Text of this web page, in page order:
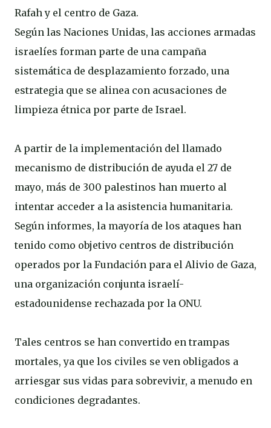
Rafah y el centro de Gaza.
Según las Naciones Unidas, las acciones armadas
israelíes forman parte de una campaña
sistemática de desplazamiento forzado, una
estrategia que se alinea con acusaciones de
limpieza étnica por parte de Israel.
A partir de la implementación del llamado
mecanismo de distribución de ayuda el 27 de
mayo, más de 300 palestinos han muerto al
intentar acceder a la asistencia humanitaria.
Según informes, la mayoría de los ataques han
tenido como objetivo centros de distribución
operados por la Fundación para el Alivio de Gaza,
una organización conjunta israelí-
estadounidense rechazada por la ONU.
Tales centros se han convertido en trampas
mortales, ya que los civiles se ven obligados a
arriesgar sus vidas para sobrevivir, a menudo en
condiciones degradantes.